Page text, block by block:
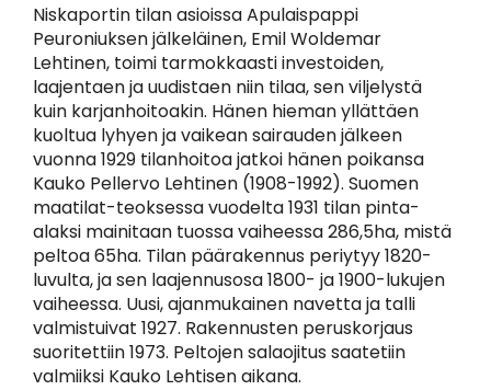
Niskaportin tilan asioissa Apulaispappi
Peuroniuksen jälkeläinen, Emil Woldemar
Lehtinen, toimi tarmokkaasti investoiden,
laajentaen ja uudistaen niin tilaa, sen viljelystä
kuin karjanhoitoakin. Hänen hieman yllättäen
kuoltua lyhyen ja vaikean sairauden jälkeen
vuonna 1929 tilanhoitoa jatkoi hänen poikansa
Kauko Pellervo Lehtinen (1908-1992). Suomen
maatilat-teoksessa vuodelta 1931 tilan pinta-
alaksi mainitaan tuossa vaiheessa 286,5ha, mistä
peltoa 65ha. Tilan päärakennus periytyy 1820-
luvulta, ja sen laajennusosa 1800- ja 1900-lukujen
vaiheessa. Uusi, ajanmukainen navetta ja talli
valmistuivat 1927. Rakennusten peruskorjaus
suoritettiin 1973. Peltojen salaojitus saatetiin
valmiiksi Kauko Lehtisen aikana.